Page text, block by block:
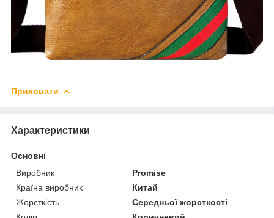
Приховати
Характеристики
Основні
Виробник
Promise
Країна виробник
Китай
Жорсткість
Середньої жорсткості